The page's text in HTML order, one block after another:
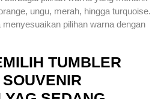
ungu, merah, hingga turquoise.
menyesuaikan pilihan warna dengan
TUMBLER